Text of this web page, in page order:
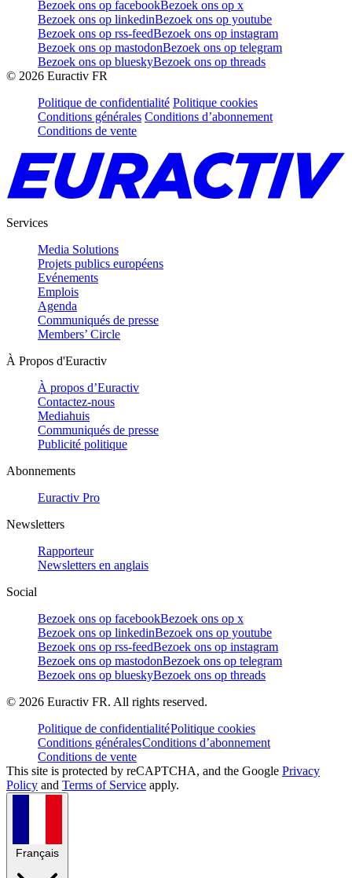
Bezoek ons op facebookBezoek ons op x
Bezoek ons op linkedinBezoek ons op youtube
Bezoek ons op rss-feedBezoek ons op instagram
Bezoek ons op mastodonBezoek ons op telegram
Bezoek ons op blueskyBezoek ons op threads
© 2026 Euractiv FR
Politique de confidentialité Politique cookies
Conditions générales Conditions d’abonnement
Conditions de vente
Services
Media Solutions
Projets publics européens
Evénements
Emplois
Agenda
Communiqués de presse
Members’ Circle
À Propos d'Euractiv
À propos d’Euractiv
Contactez-nous
Mediahuis
Communiqués de presse
Publicité politique
Abonnements
Euractiv Pro
Newsletters
Rapporteur
Newsletters en anglais
Social
Bezoek ons op facebookBezoek ons op x
Bezoek ons op linkedinBezoek ons op youtube
Bezoek ons op rss-feedBezoek ons op instagram
Bezoek ons op mastodonBezoek ons op telegram
Bezoek ons op blueskyBezoek ons op threads
© 2026 Euractiv FR. All rights reserved.
Politique de confidentialitéPolitique cookies
Conditions généralesConditions d’abonnement
Conditions de vente
This site is protected by reCAPTCHA, and the Google Privacy
Policy and Terms of Service apply.
Français